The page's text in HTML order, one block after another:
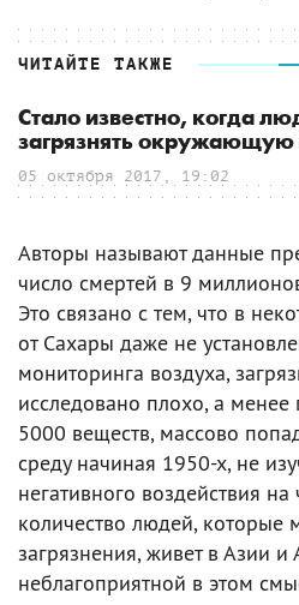
ЧИТАЙТЕ ТАКЖЕ
Стало известно, когда
загрязнять окружающую
05 октября 2017, 19:02
Авторы называют данные
число смертей в 9
Это связано с тем, что в
от Сахары даже не
мониторинга воздуха,
исследовано плохо, а
5000 веществ, массово
среду начиная 1950-х, не
негативного воздействия
количество людей, которые
загрязнения, живет в Азии
неблагоприятной в этом